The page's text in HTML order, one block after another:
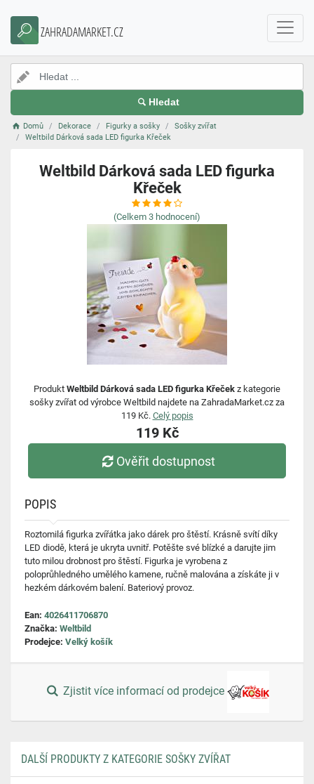
ZAHRADAMARKET.CZ
Hledat
Domů Dekorace Figurky a sošky
Sošky zvířat
Weltbild Dárková sada LED figurka Křeček
Weltbild Dárková sada LED figurka
Křeček
(Celkem 3 hodnocení)
Produkt Weltbild Dárková sada LED figurka Křeček z kategorie
sošky zvířat od výrobce Weltbild najdete na ZahradaMarket.cz za
119 Kč. Celý popis
119 Kč
Ověřit dostupnost
POPIS
Roztomilá figurka zvířátka jako dárek pro štěstí. Krásně svítí díky
LED diodě, která je ukryta uvnitř. Potěšte své blízké a darujte jim
tuto milou drobnost pro štěstí. Figurka je vyrobena z
poloprůhledného umělého kamene, ručně malována a získáte ji v
hezkém dárkovém balení. Bateriový provoz.
Ean: 4026411706870
Značka: Weltbild
Prodejce: Velký košík
Zjistit více informací od prodejce
DALŠÍ PRODUKTY Z KATEGORIE SOŠKY ZVÍŘAT